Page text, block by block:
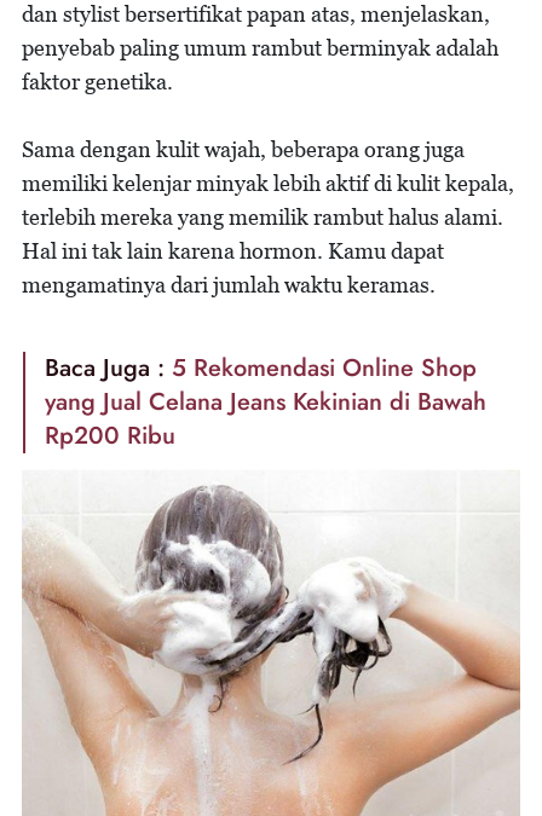
dan stylist bersertifikat papan atas, menjelaskan,
penyebab paling umum rambut berminyak adalah
faktor genetika.
Sama dengan kulit wajah, beberapa orang juga
memiliki kelenjar minyak lebih aktif di kulit kepala,
terlebih mereka yang memilik rambut halus alami.
Hal ini tak lain karena hormon. Kamu dapat
mengamatinya dari jumlah waktu keramas.
Baca Juga : 5 Rekomendasi Online Shop
yang Jual Celana Jeans Kekinian di Bawah
Rp200 Ribu